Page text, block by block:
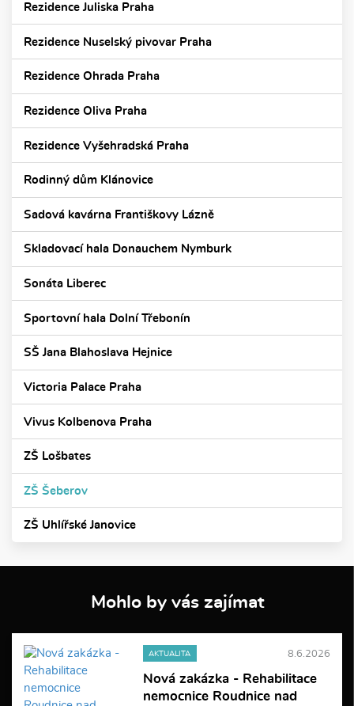
Rezidence Juliska Praha
Rezidence Nuselský pivovar Praha
Rezidence Ohrada Praha
Rezidence Oliva Praha
Rezidence Vyšehradská Praha
Rodinný dům Klánovice
Sadová kavárna Františkovy Lázně
Skladovací hala Donauchem Nymburk
Sonáta Liberec
Sportovní hala Dolní Třebonín
SŠ Jana Blahoslava Hejnice
Victoria Palace Praha
Vivus Kolbenova Praha
ZŠ Lošbates
ZŠ Šeberov
ZŠ Uhlířské Janovice
Mohlo by vás zajímat
AKTUALITA 8.6.2026
Nová zakázka - Rehabilitace
nemocnice Roudnice nad